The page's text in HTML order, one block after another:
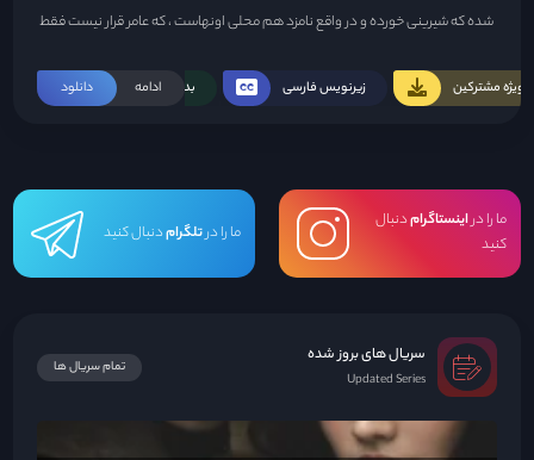
شده که شیرینی خورده و در واقع نامزد هم محلی اونهاست ، که عامر قرار نیست فقط
ادامه دانلود ویژه مشترکین زیرنویس فارسی بدون سانسور
ما را دراینستاگرامدنبال
کنید
ما را درتلگرامدنبال کنید
سریال های بروز شده
Updated Series
تمام سریال ها